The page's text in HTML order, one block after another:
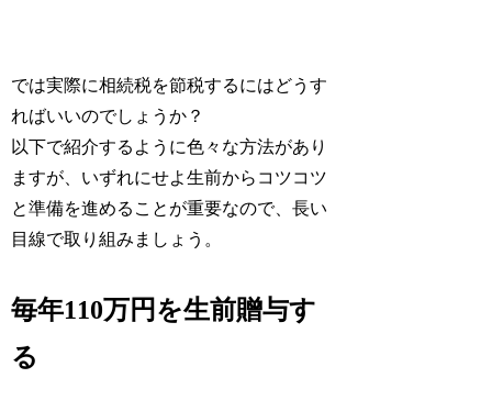
では実際に相続税を節税するにはどうす
ればいいのでしょうか？
以下で紹介するように色々な方法があり
ますが、いずれにせよ生前からコツコツ
と準備を進めることが重要なので、長い
目線で取り組みましょう。
毎年110万円を生前贈与す
る